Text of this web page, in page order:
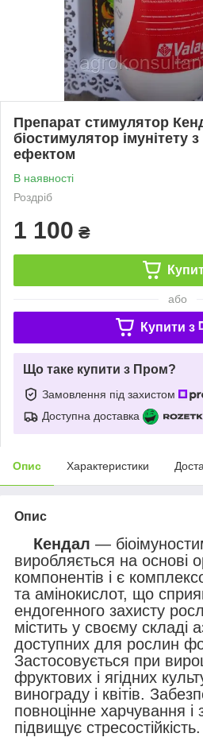
Препарат стимулятор
біостимулятор імунітету
ефектом
В наявності
Роздріб
1 100 ₴
або
Купити з
Що таке купити з Пром?
Замовлення під захистом
Доступна доставка
Опис Характеристики
Опис
Кендал —
виробляється на основі
компонентів і є
та амінокислот, що
ендогенного захисту
містить у своєму складі
доступних для рослин
Застосовується при
фруктових і ягідних
винограду і квітів.
повноцінне харчування і
підвищує стресостійкість.